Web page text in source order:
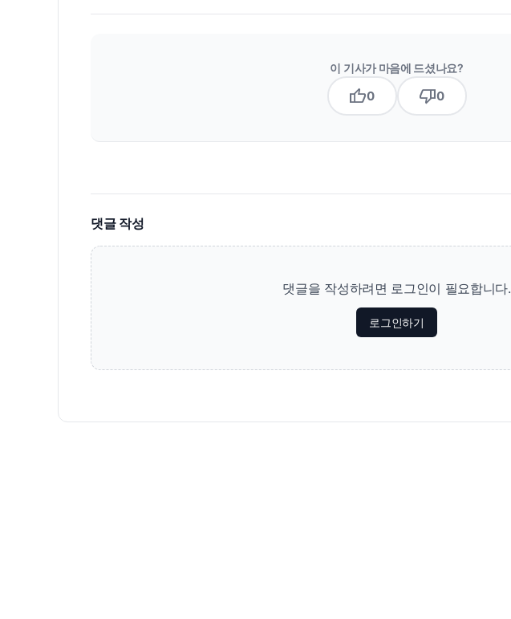
이 기사가 마음에 드셨나요?
thumb_up0 thumb_down0
댓글 작성
댓글을 작성하려면 로그인이 필요합니다.
로그인하기